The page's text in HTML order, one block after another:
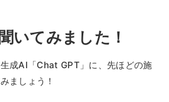
いてみました！
成AI「Chat GPT」に、先ほどの施
ましょう！